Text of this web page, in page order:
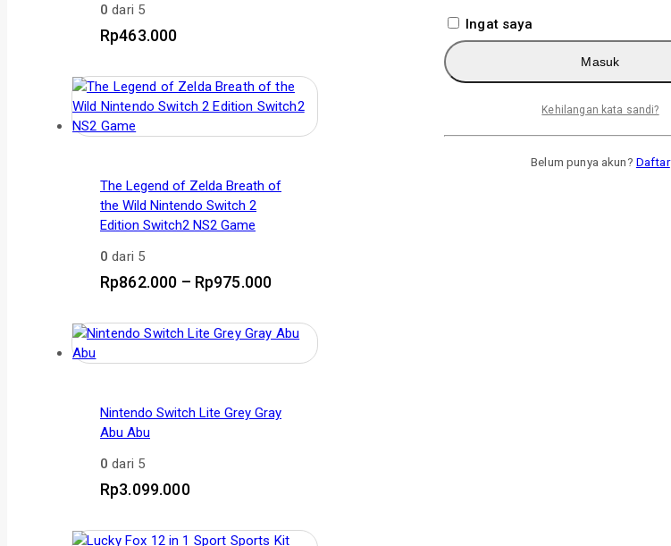
0 dari 5
Rp463.000
The Legend of Zelda Breath of
the Wild Nintendo Switch 2
Edition Switch2 NS2 Game
0 dari 5
Rp862.000 – Rp975.000Rentang
Rp862.000
hingga
Nintendo Switch Lite Grey Gray
Abu Abu
0 dari 5
Rp3.099.000
Ingat saya
Masuk
Kehilangan kata sandi?
Belum punya akun? Daftar